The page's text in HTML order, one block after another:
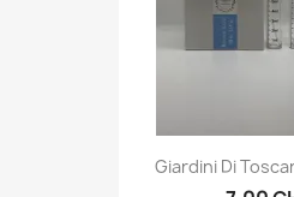
Giardini Di